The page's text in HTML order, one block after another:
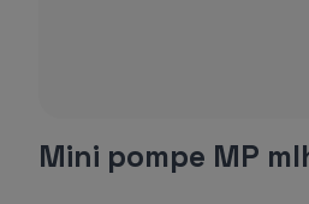
Mini pompe MP